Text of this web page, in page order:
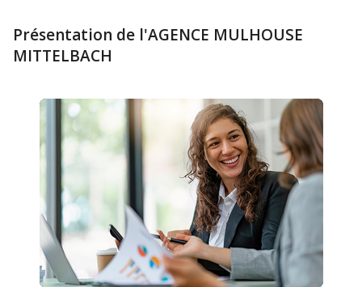
Présentation de l'AGENCE MULHOUSE
MITTELBACH